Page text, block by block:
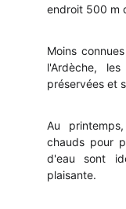
endroit 500 m
Moins
l'Ardèche,
préservées et
Au
chauds pour
d'eau sont
plaisante.